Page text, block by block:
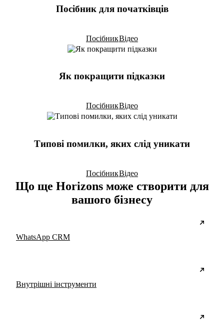
Посібник для початківців
ПосібникВідео
Як покращити підказки
ПосібникВідео
Типові помилки, яких слід уникати
ПосібникВідео
Що ще Horizons може створити для
вашого бізнесу
WhatsApp CRM
Внутрішні інструменти